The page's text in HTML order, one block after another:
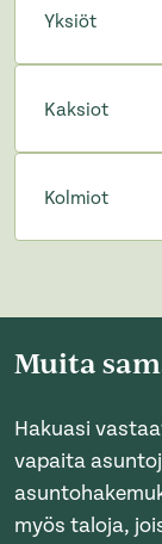
Yksiöt
Kaksiot
Kolmiot
Muita
Hakuasi
vapaita
myös taloja,